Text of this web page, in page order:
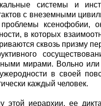
системы и
с внеземными
ксенофобии,
в которых
сквозь призму
мирами. Вольно или
в своей
каждый человек.
иерархии, ее